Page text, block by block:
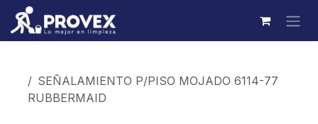
Ir al contenido
SEÑALAMIENTO P/PISO MOJADO 6114-77
RUBBERMAID